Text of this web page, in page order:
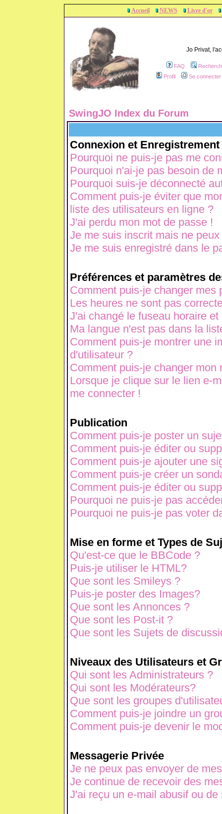
Accueil NEWS Livre d'or
Jo Privat,
FAQ
Profil
Se
SwingJO Index du Forum
Connexion et Enregistrement
Pourquoi ne puis-je pas me
Pourquoi n'ai-je pas besoin de
Pourquoi suis-je déconnecté
Comment puis-je éviter que
liste des utilisateurs en ligne ?
J'ai perdu mon mot de passe !
Je me suis inscrit mais ne
Je me suis enregistré dans le
Préférences et paramètres
Comment puis-je changer mes
Les heures ne sont pas
J'ai changé le fuseau horaire
Ma langue n'est pas dans la
Comment puis-je montrer une
d'utilisateur ?
Comment puis-je changer mon
Lorsque je clique sur le lien e-
me connecter !
Publication
Comment puis-je poster un
Comment puis-je éditer ou
Comment puis-je ajouter une
Comment puis-je créer un
Comment puis-je éditer ou
Pourquoi ne puis-je pas
Pourquoi ne puis-je pas voter
Mise en forme et Types de
Qu'est-ce que le BBCode ?
Puis-je utiliser le HTML?
Que sont les Smileys ?
Puis-je poster des Images?
Que sont les Annonces ?
Que sont les Post-it ?
Que sont les Sujets de
Niveaux des Utilisateurs et
Qui sont les Administrateurs ?
Qui sont les Modérateurs?
Que sont les groupes
Comment puis-je joindre un
Comment puis-je devenir le
Messagerie Privée
Je ne peux pas envoyer de
Je continue de recevoir des
J'ai reçu un e-mail abusif ou